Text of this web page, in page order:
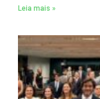
Leia mais »